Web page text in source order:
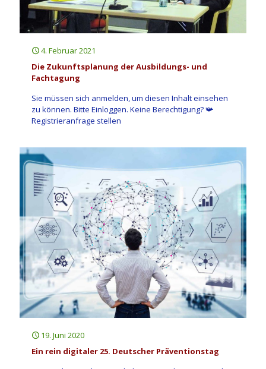
4. Februar 2021
Die Zukunftsplanung der Ausbildungs- und
Fachtagung
Sie müssen sich anmelden, um diesen Inhalt einsehen
zu können. Bitte Einloggen. Keine Berechtigung? 📯
Registrieranfrage stellen
19. Juni 2020
Ein rein digitaler 25. Deutscher Präventionstag